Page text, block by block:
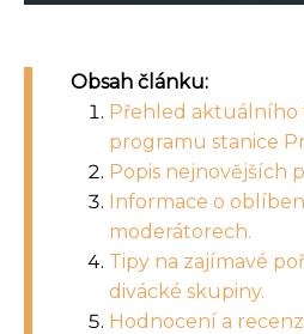
Obsah článku:
Přehled aktuálního
programu stanice
Popis nejnovějších
Informace o
moderátorech.
Tipy na zajímavé
divácké skupiny.
Hodnocení a